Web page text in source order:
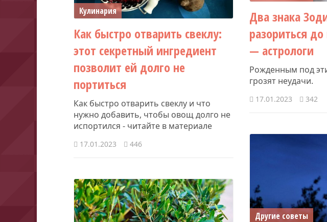
Два знака
разориться
— астрологи
Рожденным под
грозят неудачи.
17.01.2023 342
Кулинария
Как быстро отварить свеклу:
этот секретный ингредиент
позволит ей долго не
портиться
Как быстро отварить свеклу и что
нужно добавить, чтобы овощ долго не
испортился - читайте в материале
17.01.2023 446
Другие советы